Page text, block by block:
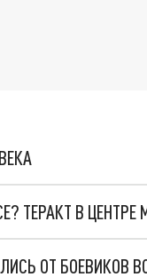
ТЕРАКТ В
ОТ БОЕВИКОВ